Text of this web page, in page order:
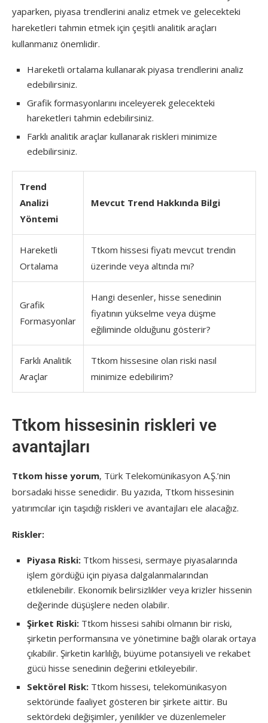
yaparken, piyasa trendlerini analiz etmek ve gelecekteki
hareketleri tahmin etmek için çeşitli analitik araçları
kullanmanız önemlidir.
Hareketli ortalama kullanarak piyasa trendlerini analiz
edebilirsiniz.
Grafik formasyonlarını inceleyerek gelecekteki
hareketleri tahmin edebilirsiniz.
Farklı analitik araçlar kullanarak riskleri minimize
edebilirsiniz.
Trend
Analizi
Yöntemi
Mevcut Trend Hakkında Bilgi
Hareketli
Ortalama
Ttkom hissesi fiyatı mevcut trendin
üzerinde veya altında mı?
Grafik
Formasyonlar
Hangi desenler, hisse senedinin
fiyatının yükselme veya düşme
eğiliminde olduğunu gösterir?
Farklı Analitik
Araçlar
Ttkom hissesine olan riski nasıl
minimize edebilirim?
Ttkom hissesinin riskleri ve
avantajları
Ttkom hisse yorum, Türk Telekomünikasyon A.Ş.’nin
borsadaki hisse senedidir. Bu yazıda, Ttkom hissesinin
yatırımcılar için taşıdığı riskleri ve avantajları ele alacağız.
Riskler:
Piyasa Riski: Ttkom hissesi, sermaye piyasalarında
işlem gördüğü için piyasa dalgalanmalarından
etkilenebilir. Ekonomik belirsizlikler veya krizler hissenin
değerinde düşüşlere neden olabilir.
Şirket Riski: Ttkom hissesi sahibi olmanın bir riski,
şirketin performansına ve yönetimine bağlı olarak ortaya
çıkabilir. Şirketin karlılığı, büyüme potansiyeli ve rekabet
gücü hisse senedinin değerini etkileyebilir.
Sektörel Risk: Ttkom hissesi, telekomünikasyon
sektöründe faaliyet gösteren bir şirkete aittir. Bu
sektördeki değişimler, yenilikler ve düzenlemeler